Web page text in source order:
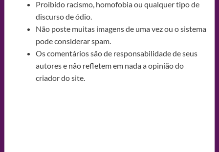
Proibido racismo, homofobia ou qualquer tipo de
discurso de ódio.
Não poste muitas imagens de uma vez ou o sistema
pode considerar spam.
Os comentários são de responsabilidade de seus
autores e não refletem em nada a opinião do
criador do site.